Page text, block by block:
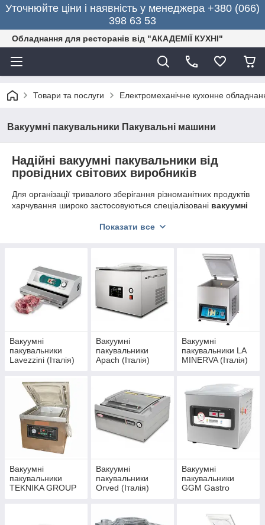
Уточнюйте ціни і наявність у менеджера +380 (066)
398 63 53
Обладнання для ресторанів від "АКАДЕМІЇ КУХНІ"
Товари та послуги Електромеханічне кухонне
Вакуумні пакувальники Пакувальні машини
Надійні вакуумні пакувальники від
провідних світових виробників
Для організації тривалого зберігання різноманітних продуктів
харчування широко застосовуються спеціалізовані вакуумні
в ресторанах, кафе, супермаркетах, м'ясних магазинах та
КомпаніяХаркова Академія кухні» пропонує клієнтам
купити вакуумні пакувальники
по розумній вартості. У
процесі функціонування застосовується стиснене повітря, що
подається через пневмомагистраль. Устаткування
відрізняється економічністю, зручним управлінням, довгим
терміном служби, простотою експлуатації.
Показати все
Вакуумні
пакувальники
Lavezzini (Італія)
Вакуумні
пакувальники
Apach (Італія)
Вакуумні
пакувальники LA
MINERVA (Італія)
Вакуумні
пакувальники
TEKNIKA GROUP
Вакуумні
пакувальники
Orved (Італія)
Вакуумні
пакувальники
GGM Gastro